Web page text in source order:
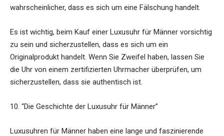
wahrscheinlicher, dass es sich um eine Fälschung handelt.
Es ist wichtig, beim Kauf einer Luxusuhr für Männer vorsichtig
zu sein und sicherzustellen, dass es sich um ein
Originalprodukt handelt. Wenn Sie Zweifel haben, lassen Sie
die Uhr von einem zertifizierten Uhrmacher überprüfen, um
sicherzustellen, dass sie authentisch ist.
10. “Die Geschichte der Luxusuhr für Männer”
Luxusuhren für Männer haben eine lange und faszinierende